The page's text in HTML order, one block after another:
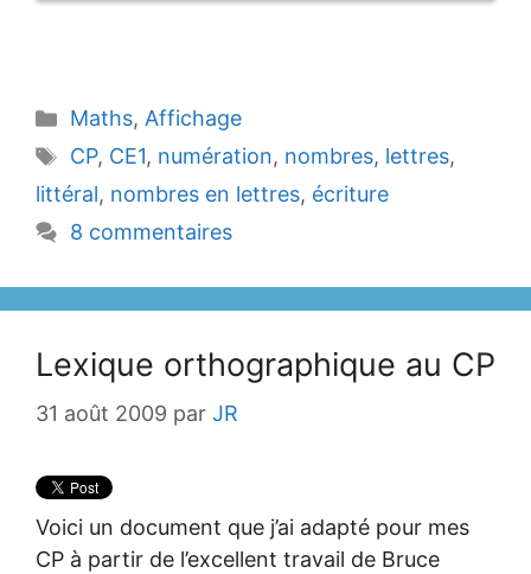
Catégories
Maths, Affichage
Étiquettes
CP, CE1, numération, nombres, lettres,
littéral, nombres en lettres, écriture
8 commentaires
Lexique orthographique au CP
31 août 2009 par JR
Voici un document que j’ai adapté pour mes
CP à partir de l’excellent travail de Bruce